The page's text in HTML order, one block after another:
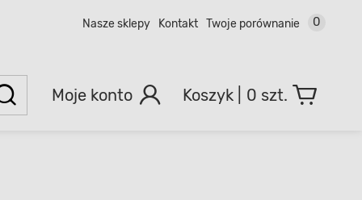
Nasze sklepy Kontakt Twoje porównanie 0
Moje konto 0 szt.